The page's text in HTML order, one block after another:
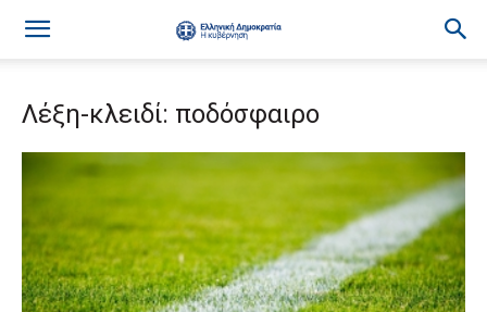
Λέξη-κλειδί: ποδόσφαιρο